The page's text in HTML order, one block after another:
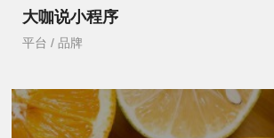
大咖说小程序
平台 / 品牌